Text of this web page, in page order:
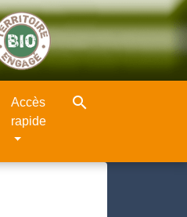
Accès
rapide
search